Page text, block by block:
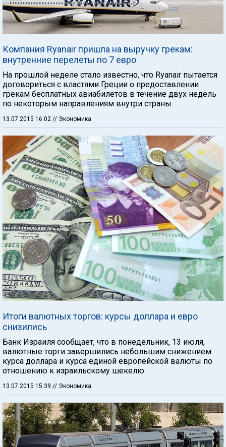
Компания Ryanair пришла на выручку грекам:
внутренние перелеты по 7 евро
На прошлой неделе стало известно, что Ryanair пытается
договориться с властями Греции о предоставлении
грекам бесплатных авиабилетов в течение двух недель
по некоторым направлениям внутри страны.
13.07.2015 16:02 // Экономика
Итоги валютных торгов: курсы доллара и евро
снизились
Банк Израиля сообщает, что в понедельник, 13 июля,
валютные торги завершились небольшим снижением
курса доллара и курса единой европейской валюты по
отношению к израильскому шекелю.
13.07.2015 15:39 // Экономика